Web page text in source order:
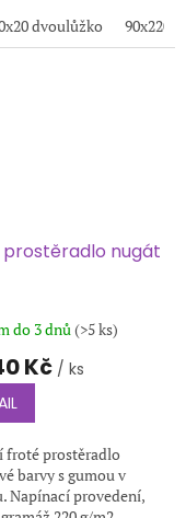
100x200x20
pro pohodlný spánek.
dvoulůžko
nugát
do 3 dnů (>5 ks)
Kč / ks
froté prostěradlo
barvy s gumou v
Napínací provedení,